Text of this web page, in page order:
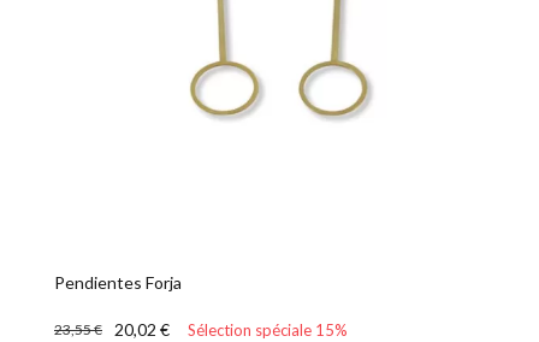
Pendientes Forja
23,55 € 20,02 € Sélection spéciale 15%